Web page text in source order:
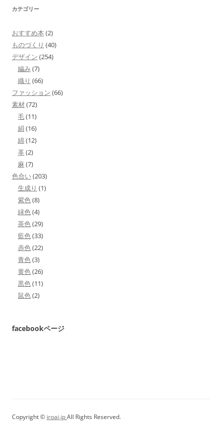
カテゴリー
おすすめ本 (2)
ものづくり (40)
デザイン (254)
編み (7)
織り (66)
ファッション (66)
素材(72)
毛(11)
絹(16)
綿(12)
革(2)
麻 (7)
色合い(203)
生成り (1)
紫色(8)
緑色(4)
茶色(29)
藍色(33)
赤色(22)
青色(3)
黄色(26)
黒色(11)
鼠色(2)
facebookページ
Copyright © iroai.jpAll Rights Reserved.